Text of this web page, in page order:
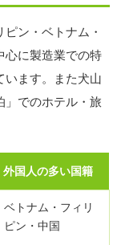
ン・ベトナム・
心に製造業での特
います。また犬山
」でのホテル・旅
外国人の多い国籍
ベトナム・フィリ
ピン・中国